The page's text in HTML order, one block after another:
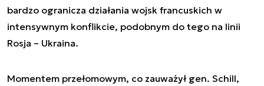
bardzo ogranicza działania wojsk francuskich w
intensywnym konflikcie, podobnym do tego na linii
Rosja – Ukraina.
Momentem przełomowym, co zauważył gen. Schill,